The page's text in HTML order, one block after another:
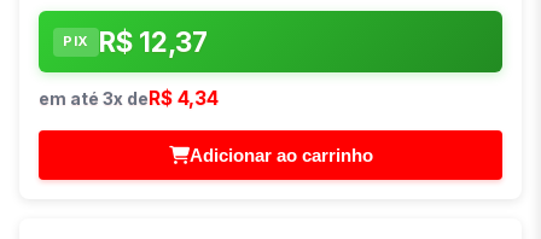
PIX R$ 12,37
em até 3x de R$ 4,34
Adicionar ao carrinho